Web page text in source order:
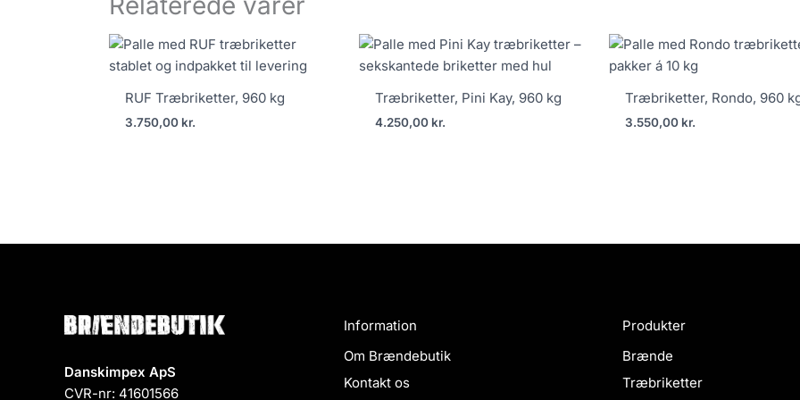
RUF Træbriketter, 960 kg
3.750,00 kr.
Træbriketter, Pini Kay, 960 kg
4.250,00 kr.
Træbriketter, Rondo, 960
3.550,00 kr.
Danskimpex ApS
CVR-nr: 41601566
Information
Om Brændebutik
Kontakt os
Produkter
Brænde
Træbriketter